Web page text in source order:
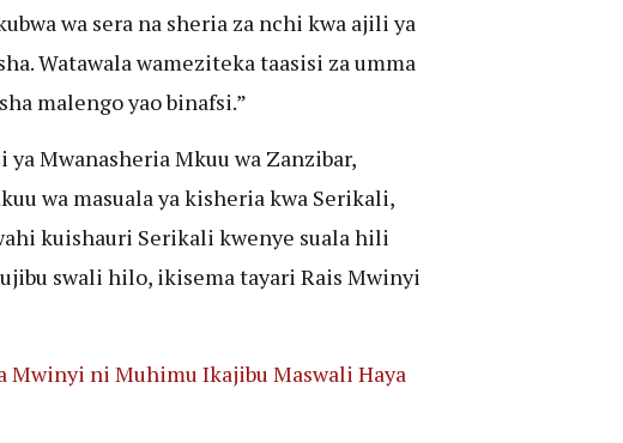
wa sera na sheria za nchi kwa ajili ya
Watawala wameziteka taasisi za umma
malengo yao binafsi.”
Mwanasheria Mkuu wa Zanzibar,
wa masuala ya kisheria kwa Serikali,
kuishauri Serikali kwenye suala hili
swali hilo, ikisema tayari Rais Mwinyi
Mwinyi ni Muhimu Ikajibu Maswali Haya